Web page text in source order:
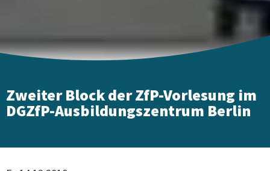
Zweiter Block der ZfP-Vorlesung im
DGZfP-Ausbildungszentrum Berlin